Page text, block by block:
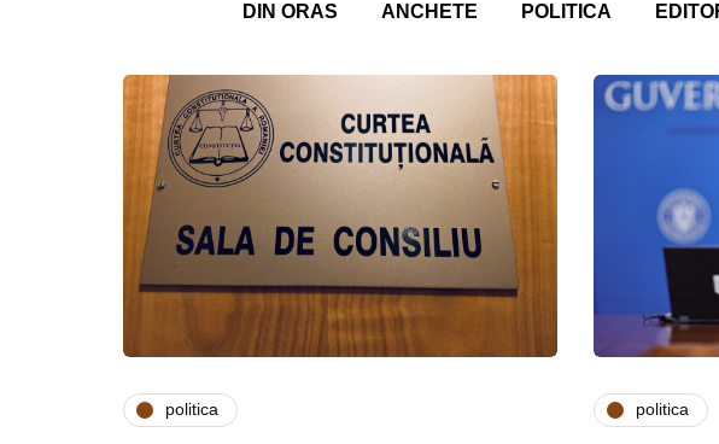
DIN ORAS ANCHETE POLITICA
politica politica